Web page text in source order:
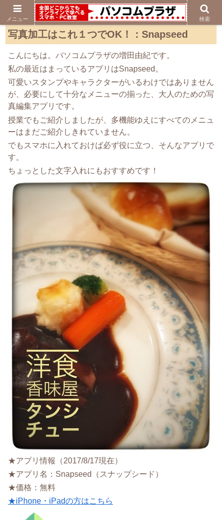
写真加工はこれ１つでOK！：Snapseed
こんにちは。パソコムプラザの増田由紀です。
私の最近はまっているアプリはSnapseed。
可愛いスタンプやキャラクターがいるわけではありません
が、必要にして十分なメニューの揃った、大人のための写
真編集アプリです。
授業でもご紹介しましたが、多機能ゆえにすべてのメニュ
ーはまだご紹介しきれていません。
でもスマホに入れておけば必ず役に立つ、そんなアプリで
す。
ちょっとした文字入れにもおすすめです！
★アプリ情報（2017/8/17現在）
★アプリ名：Snapseed（スナップシード）
★価格：無料
★iPhone・iPadの方はこちら
メニュー 検索